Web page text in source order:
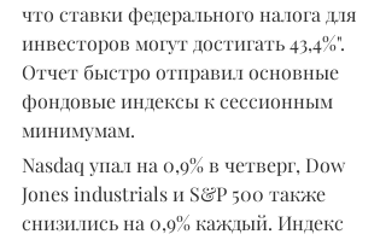
что ставки федерального налога для
инвесторов могут достигать 43,4%".
Отчет быстро отправил основные
фондовые индексы к сессионным
минимумам.
Nasdaq упал на 0,9% в четверг, Dow
Jones industrials и S&P 500 также
снизились на 0,9% каждый. Индекс